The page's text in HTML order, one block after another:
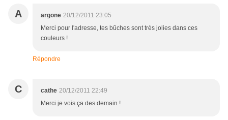
A argone 20/12/2011 23:05
Merci pour l'adresse, tes bûches sont très jolies dans ces
couleurs !
Répondre
C cathe 20/12/2011 22:49
Merci je vois ça des demain !